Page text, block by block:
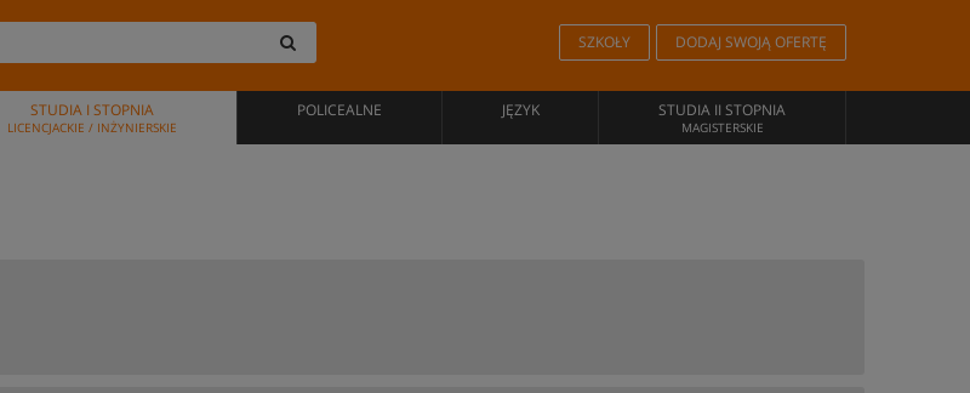
SZKOŁY DODAJ SWOJĄ OFERTĘ
STUDIA I STOPNIA
LICENCJACKIE / INŻYNIERSKIE
POLICEALNE JĘZYK STUDIA II STOPNIA
MAGISTERSKIE